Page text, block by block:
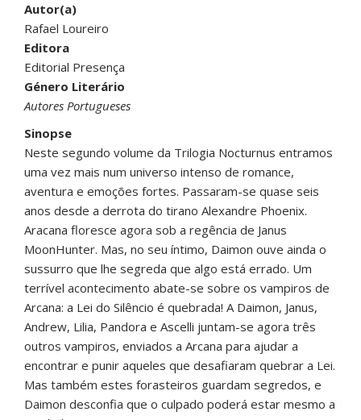
Autor(a)
Rafael Loureiro
Editora
Editorial Presença
Género Literário
Autores Portugueses
Sinopse
Neste segundo volume da Trilogia Nocturnus entramos
uma vez mais num universo intenso de romance,
aventura e emoções fortes. Passaram-se quase seis
anos desde a derrota do tirano Alexandre Phoenix.
Aracana floresce agora sob a regência de Janus
MoonHunter. Mas, no seu íntimo, Daimon ouve ainda o
sussurro que lhe segreda que algo está errado. Um
terrível acontecimento abate-se sobre os vampiros de
Arcana: a Lei do Silêncio é quebrada! A Daimon, Janus,
Andrew, Lilia, Pandora e Ascelli juntam-se agora três
outros vampiros, enviados a Arcana para ajudar a
encontrar e punir aqueles que desafiaram quebrar a Lei.
Mas também estes forasteiros guardam segredos, e
Daimon desconfia que o culpado poderá estar mesmo a